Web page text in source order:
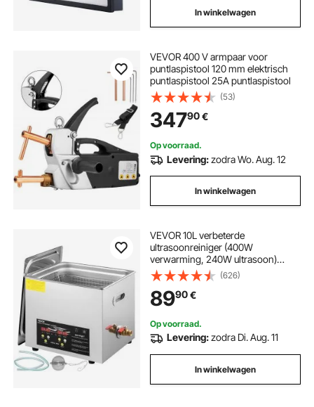
In winkelwagen
VEVOR 400 V armpaar voor
puntlaspistool 120 mm elektrisch
puntlaspistool 25A puntlaspistool
(53)
34790€
Op voorraad.
Levering:zodra Wo. Aug. 12
In winkelwagen
VEVOR 10L verbeterde
ultrasoonreiniger (400W
verwarming, 240W ultrasoon)
Professionele digitale laboratorium-
ultrasoonreiniger met
verwarmingstimer voor het
reinigen van onderdelen en
instrumenten
(626)
8990€
Op voorraad.
Levering:zodra Di. Aug. 11
In winkelwagen